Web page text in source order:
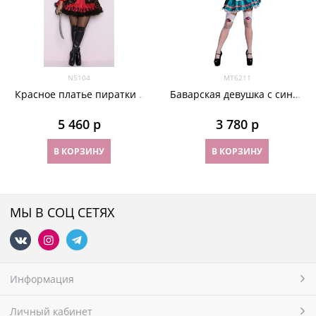
N5104
Красное платье пиратки с
5 460 р
В КОРЗИНУ
МТ6211
Баварская девушка с синей
3 780 р
В КОРЗИНУ
МЫ В СОЦ СЕТЯХ
Информация
Личный кабинет